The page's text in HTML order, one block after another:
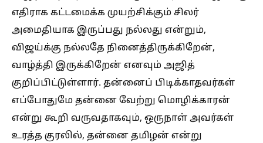
எதிராக கட்டமைக்க முயற்சிக்கும் சிலர்
அமைதியாக இருப்பது நல்லது என்றும்,
விஜய்க்கு நல்லதே நினைத்திருக்கிறேன்,
வாழ்த்தி இருக்கிறேன் எனவும் அஜித்
குறிப்பிட்டுள்ளார். தன்னைப் பிடிக்காதவர்கள்
எப்போதுமே தன்னை வேற்று மொழிக்காரன்
என்று கூறி வருவதாகவும், ஒருநாள் அவர்கள்
உரத்த குரலில், தன்னை தமிழன் என்று